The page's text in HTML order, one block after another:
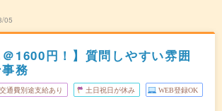
05
＠1600円！】質問しやすい雰囲
務
交通費別途支給あり 土日祝日が休み WEB登録OK